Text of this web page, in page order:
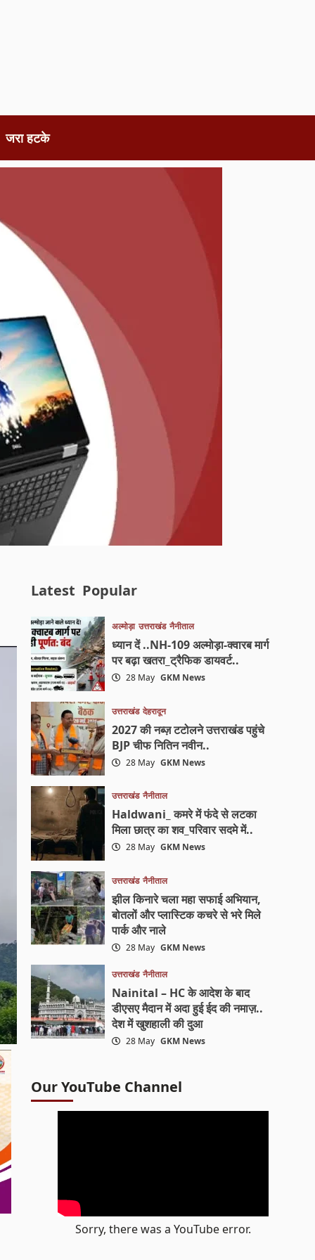
जरा हटके
Latest Popular
अल्मोड़ा उत्तराखंड नैनीताल
ध्यान दें ..NH-109 अल्मोड़ा-क्वारब मार्ग
पर बढ़ा खतरा_ट्रैफिक डायवर्ट..
28 May GKM News
उत्तराखंड देहरादून
2027 की नब्ज़ टटोलने उत्तराखंड पहुंचे
BJP चीफ नितिन नवीन..
28 May GKM News
उत्तराखंड नैनीताल
Haldwani_ कमरे में फंदे से लटका
मिला छात्र का शव_परिवार सदमे में..
28 May GKM News
उत्तराखंड नैनीताल
झील किनारे चला महा सफाई अभियान,
बोतलों और प्लास्टिक कचरे से भरे मिले
पार्क और नाले
28 May GKM News
उत्तराखंड नैनीताल
Nainital – HC के आदेश के बाद
डीएसए मैदान में अदा हुई ईद की नमाज़..
देश में खुशहाली की दुआ
28 May GKM News
Our YouTube Channel
Sorry, there was a YouTube error.